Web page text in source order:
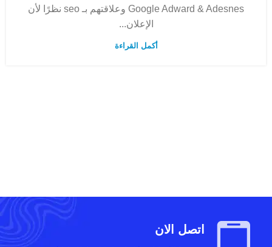
Google Adward & Adesnes وعلاقتهم بـ seo نظرًا لأن
الإعلان...
أكمل القراءة
اتصل الان